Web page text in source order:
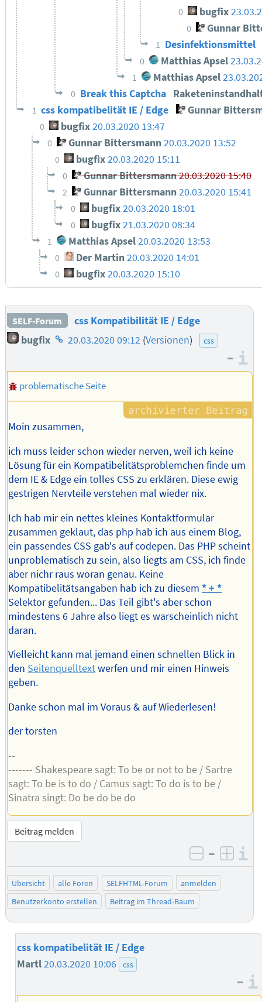
0 bugfix
0 Gunnar
1 Desinfektionsmittel
0 Matthias Apsel
1 Matthias Apsel
0 Break this Captcha
1 css kompatibelität IE / Edge Gunnar
0 bugfix 20.03.2020 13:47
0 Gunnar Bittersmann20.03.2020 13:52
0 bugfix20.03.2020 15:11
0 Gunnar Bittersmann20.03.2020 15:40
2 Gunnar Bittersmann20.03.2020 15:41
0 bugfix20.03.2020 18:01
0 bugfix21.03.2020 08:34
1 Matthias Apsel20.03.2020 13:53
0 Der Martin20.03.2020 14:01
0 bugfix20.03.2020 15:10
SELF-Forum
css Kompatibilität IE / Edge
bugfix Homepage
Autors
20.03.2020 09:12 (Versionen) css
–
problematische Seite
Moin zusammen,
ich muss leider schon wieder nerven, weil ich keine
Lösung für ein Kompatibelitätsproblemchen finde um
dem IE & Edge ein tolles CSS zu erklären. Diese ewig
gestrigen Nervteile verstehen mal wieder nix.
Ich hab mir ein nettes kleines Kontaktformular
zusammen geklaut, das php hab ich aus einem Blog,
ein passendes CSS gab's auf codepen. Das PHP scheint
unproblematisch zu sein, also liegts am CSS, ich finde
aber nichr raus woran genau. Keine
Kompatibelitätsangaben hab ich zu diesem* + *
Selektor gefunden... Das Teil gibt's aber schon
mindestens 6 Jahre also liegt es warscheinlich nicht
daran.
Vielleicht kann mal jemand einen schnellen Blick in
den Seitenquelltextwerfen und mir einen Hinweis
geben.
Danke schon mal im Voraus & auf Wiederlesen!
der torsten
--
------- Shakespeare sagt: To be or not to be / Sartre
sagt: To be is to do / Camus sagt: To do is to be /
Sinatra singt: Do be do be do
Beitrag melden
negativ
–
Übersicht alle Foren SELFHTML-Forum
anmelden
Benutzerkonto erstellen
Beitrag im Thread-Baum
css kompatibelität IE / Edge
Martl20.03.2020 10:06 css
–